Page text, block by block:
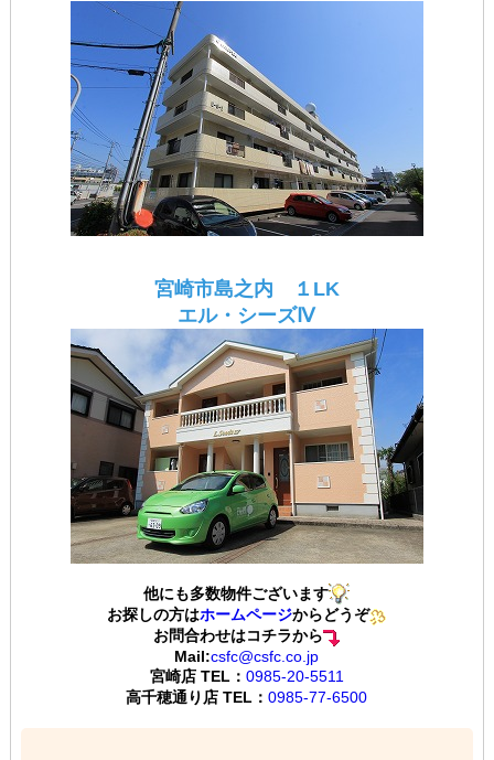
宮崎市島之内 １LK
エル・シーズⅣ
他にも多数物件ございます
お探しの方はホームページからどうぞ
お問合わせはコチラから
Mail:csfc@csfc.co.jp
宮崎店 TEL： 0985-20-5511
高千穂通り店 TEL：0985-77-6500